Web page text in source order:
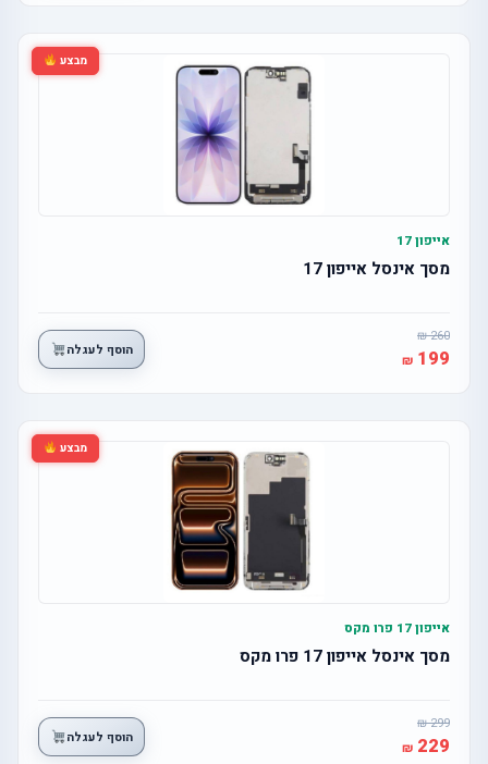
מבצע
אייפון 17
מסך אינסל אייפון 17
260
199 הוסף לעגלה
מבצע
אייפון 17 פרו מקס
מסך אינסל אייפון 17 פרו מקס
299
229 הוסף לעגלה